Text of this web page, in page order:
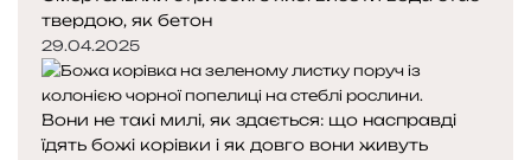
т
о
р
і
н
к
т
о
р
і
н
к
твердою, як бетон
29.04.2025
Вони не такі милі, як здається: що насправді
їдять божі корівки і як довго вони живуть